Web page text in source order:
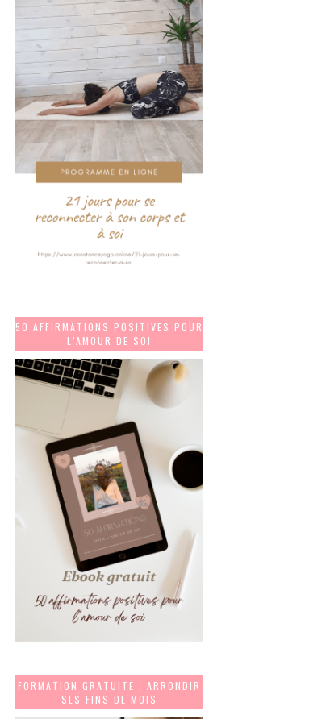
50 AFFIRMATIONS POSITIVES POUR
L’AMOUR DE SOI
FORMATION GRATUITE : ARRONDIR
SES FINS DE MOIS